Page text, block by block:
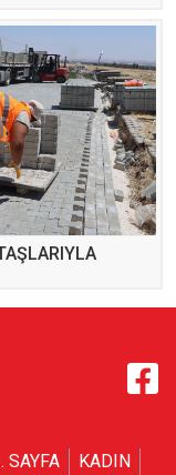
SAYFA
KADIN